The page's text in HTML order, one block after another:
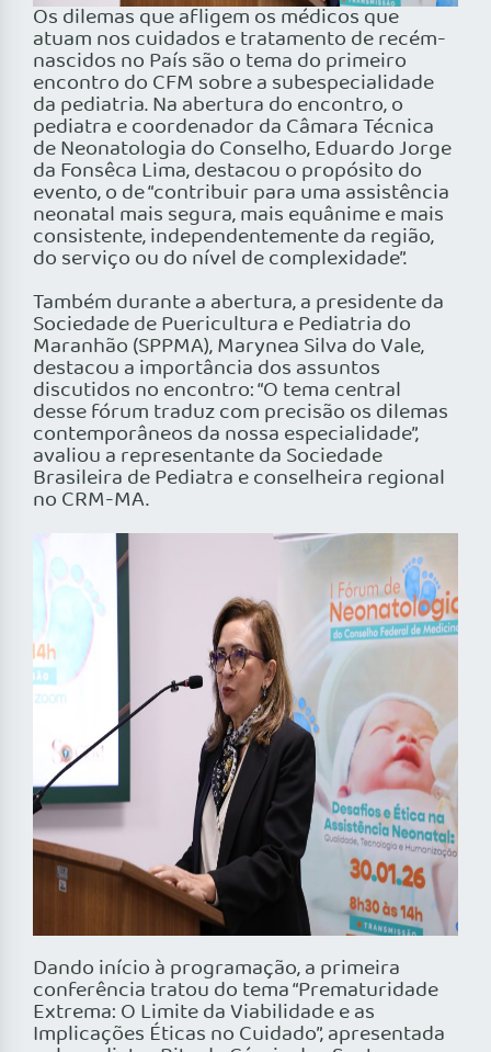
Os dilemas que afligem os médicos que
atuam nos cuidados e tratamento de recém-
nascidos no País são o tema do primeiro
encontro do CFM sobre a subespecialidade
da pediatria. Na abertura do encontro, o
pediatra e coordenador da Câmara Técnica
de Neonatologia do Conselho, Eduardo Jorge
da Fonsêca Lima, destacou o propósito do
evento, o de “contribuir para uma assistência
neonatal mais segura, mais equânime e mais
consistente, independentemente da região,
do serviço ou do nível de complexidade”.
Também durante a abertura, a presidente da
Sociedade de Puericultura e Pediatria do
Maranhão (SPPMA), Marynea Silva do Vale,
destacou a importância dos assuntos
discutidos no encontro: “O tema central
desse fórum traduz com precisão os dilemas
contemporâneos da nossa especialidade”,
avaliou a representante da Sociedade
Brasileira de Pediatra e conselheira regional
no CRM-MA.
Dando início à programação, a primeira
conferência tratou do tema “Prematuridade
Extrema: O Limite da Viabilidade e as
Implicações Éticas no Cuidado”, apresentada